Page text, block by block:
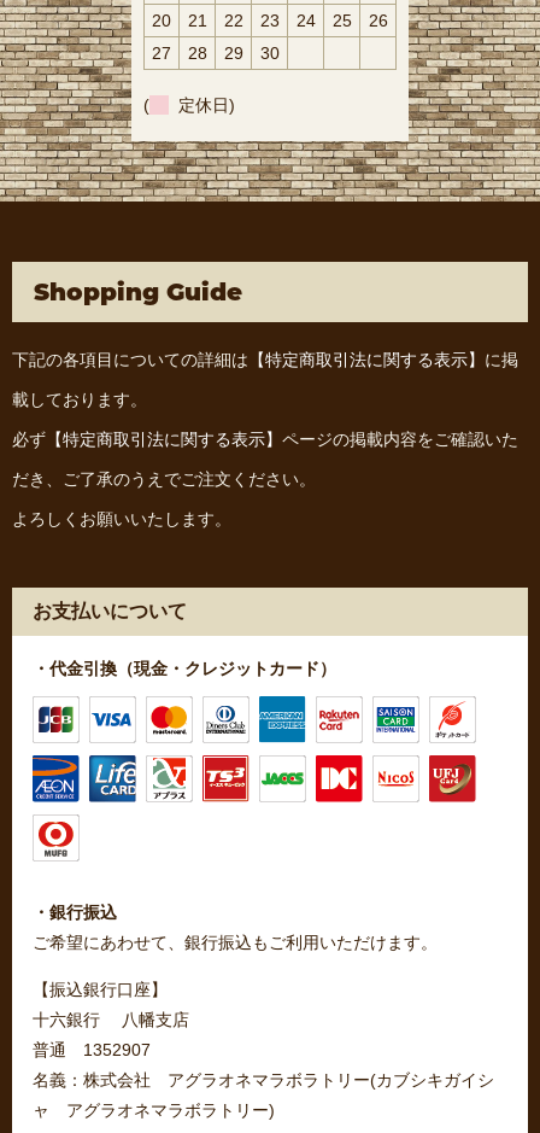
20 21 22 23 24 25
26
27
28 29 30
( 定休日)
Shopping Guide
下記の各項目についての詳細は 【特定商取引法に関する表示】 に掲
載しております。
必ず 【特定商取引法に関する表示】 ページの掲載内容をご確認いた
だき、ご了承のうえでご注文ください。
よろしくお願いいたします。
お支払いについて
・代金引換（現金・クレジットカード）
・銀行振込
ご希望にあわせて、銀行振込もご利用いただけます。
【振込銀行口座】
十六銀行 八幡支店
普通 1352907
名義：株式会社 アグラオネマラボラトリー(カブシキガイシ
ャ アグラオネマラボラトリー)